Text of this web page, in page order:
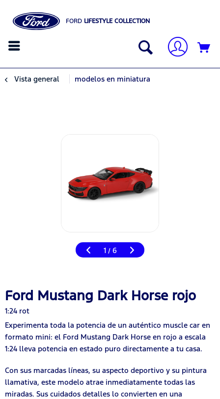
FORD LIFESTYLE COLLECTION
Vista general modelos en miniatura
1 / 6
Ford Mustang Dark Horse rojo
1:24 rot
Experimenta toda la potencia de un auténtico muscle car en
formato mini: el Ford Mustang Dark Horse en rojo a escala
1:24 lleva potencia en estado puro directamente a tu casa.
Con sus marcadas líneas, su aspecto deportivo y su pintura
llamativa, este modelo atrae inmediatamente todas las
miradas. Sus cuidados detalles lo convierten en una